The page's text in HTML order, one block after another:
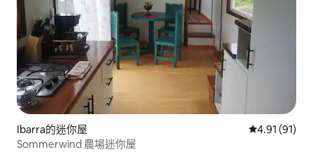
Ibarra的迷你屋 從 91 則評價
4.91 (91)
Sommerwind 農場迷你屋